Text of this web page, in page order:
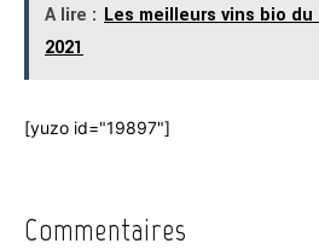
A lire : Les meilleurs vins bio
2021
[yuzo id="19897"]
Commentaires